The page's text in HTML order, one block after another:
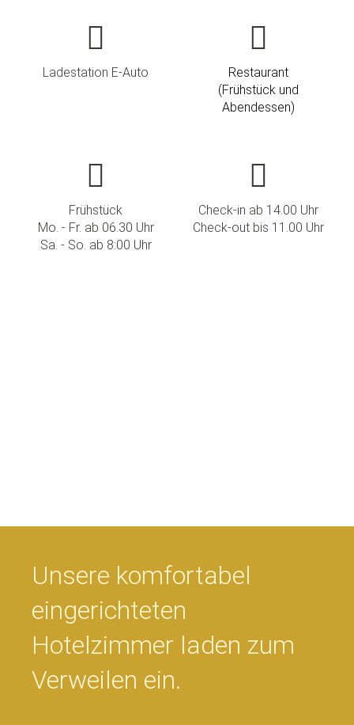
Ladestation E-Auto
Restaurant
(Frühstück und
Abendessen)
Frühstück
Mo. - Fr. ab 06.30 Uhr
Sa. - So. ab 8:00 Uhr
Check-in ab 14.00 Uhr
Check-out bis 11.00 Uhr
Unsere komfortabel
eingerichteten
Hotelzimmer laden zum
Verweilen ein.